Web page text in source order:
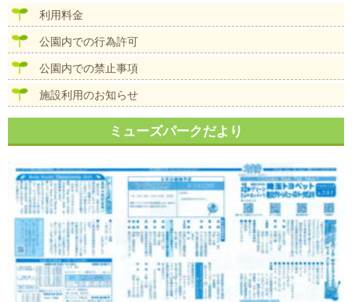
利用料金
公園内での行為許可
公園内での禁止事項
施設利用のお知らせ
ミューズパークだより